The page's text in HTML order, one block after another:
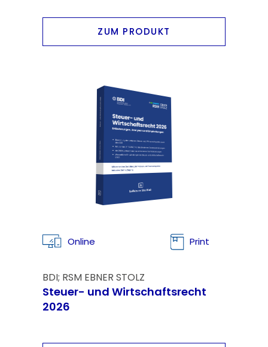
ZUM PRODUKT
Online Print
BDI; RSM EBNER STOLZ
Steuer- und Wirtschaftsrecht
2026